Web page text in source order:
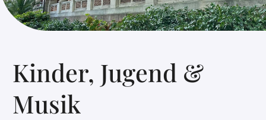
Kinder, Jugend &
Musik